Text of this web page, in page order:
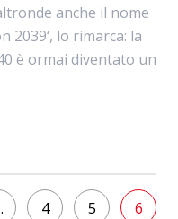
anche il nome
2039‘, lo rimarca: la
è ormai diventato un
4 5 6